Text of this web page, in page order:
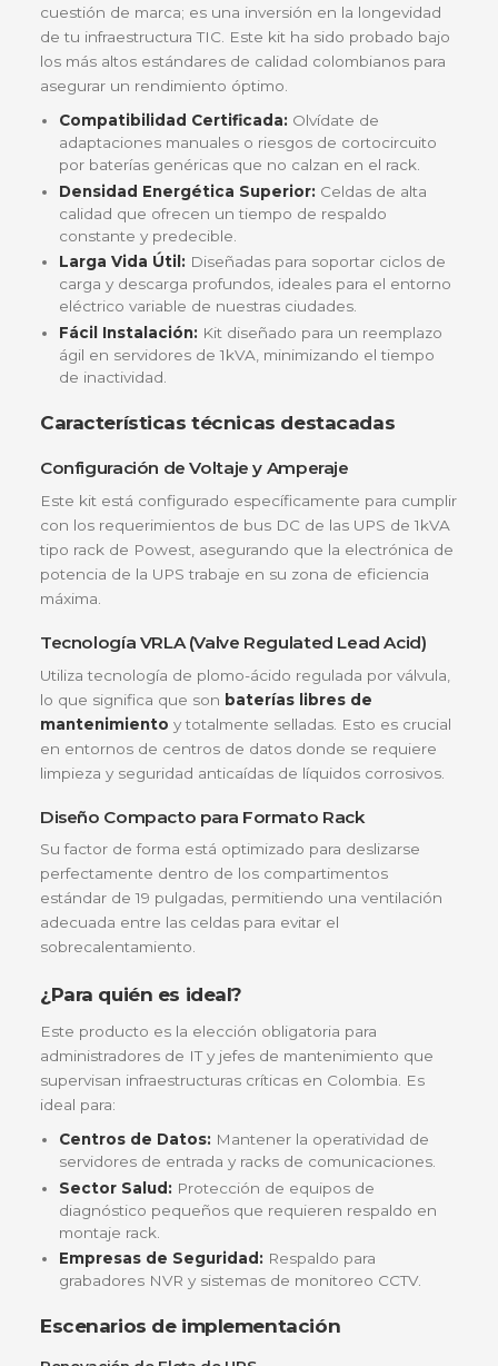
ElKIT DE BATERIAS UPS 1KVA RACK de
la solución integral diseñada específicamente para
devolverle la autonomía original a tus equipos de
protección eléctrica. Al ser un kit original,
compatibilidad total y una transferencia de energía
eficiente en los momentos más críticos.
¿Por qué elegir el Kit de Baterías
Elegir repuestos originales Powest no es solo una
cuestión de marca; es una inversión en la
de tu infraestructura TIC. Este kit ha sido probado
los más altos estándares de calidad colombianos
asegurar un rendimiento óptimo.
Compatibilidad Certificada:Olvídate de
por baterías genéricas que no calzan en el rack.
Densidad Energética Superior:Celdas de
calidad que ofrecen un tiempo de respaldo
constante y predecible.
Larga Vida Útil:
eléctrico variable de nuestras ciudades.
Fácil Instalación:Kit diseñado para un
ágil en servidores de 1kVA, minimizando el
de inactividad.
Características técnicas destacadas
Configuración de Voltaje y Amperaje
Este kit está configurado específicamente para
con los requerimientos de bus DC de las UPS de
tipo rack de Powest, asegurando que la
máxima.
Tecnología VRLA (Valve Regulated Lead
Utiliza tecnología de plomo-ácido regulada por
lo que significa que son
mantenimientoy totalmente selladas. Esto es
en entornos de centros de datos donde se
limpieza y seguridad anticaídas de líquidos
Diseño Compacto para Formato Rack
Su factor de forma está optimizado para deslizarse
perfectamente dentro de los compartimentos
estándar de 19 pulgadas, permitiendo una